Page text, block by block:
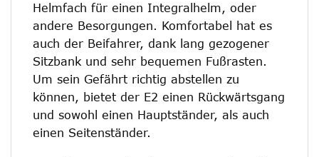
Helmfach für einen Integralhelm, oder
andere Besorgungen. Komfortabel hat es
auch der Beifahrer, dank lang gezogener
Sitzbank und sehr bequemen Fußrasten.
Um sein Gefährt richtig abstellen zu
können, bietet der E2 einen Rückwärtsgang
und sowohl einen Hauptständer, als auch
einen Seitenständer.